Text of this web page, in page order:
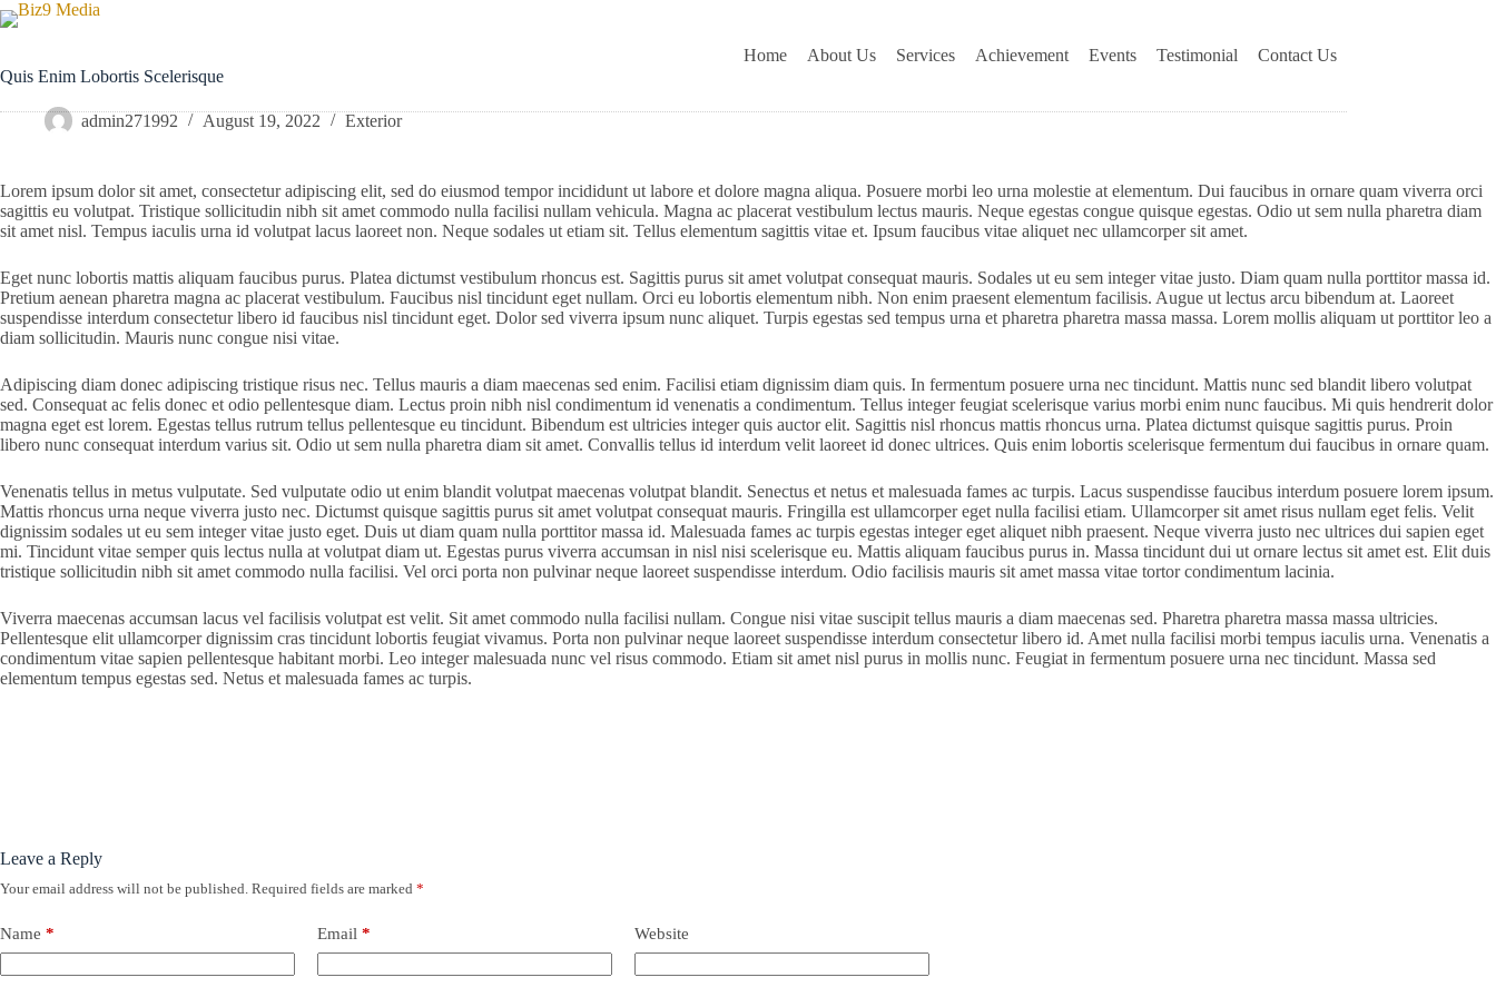
Skip
to
Home About Us Services Achievement Events Testimonial
Contact Us
Quis Enim Lobortis Scelerisque
admin271992 August 19, 2022 Exterior
Lorem ipsum dolor sit amet, consectetur adipiscing elit, sed do eiusmod tempor incididunt ut labore et dolore magna aliqua. Posuere morbi leo urna molestie at elementum. Dui faucibus in ornare quam viverra orci
sagittis eu volutpat. Tristique sollicitudin nibh sit amet commodo nulla facilisi nullam vehicula. Magna ac placerat vestibulum lectus mauris. Neque egestas congue quisque egestas. Odio ut sem nulla pharetra diam
sit amet nisl. Tempus iaculis urna id volutpat lacus laoreet non. Neque sodales ut etiam sit. Tellus elementum sagittis vitae et. Ipsum faucibus vitae aliquet nec ullamcorper sit amet.
Eget nunc lobortis mattis aliquam faucibus purus. Platea dictumst vestibulum rhoncus est. Sagittis purus sit amet volutpat consequat mauris. Sodales ut eu sem integer vitae justo. Diam quam nulla porttitor massa id.
Pretium aenean pharetra magna ac placerat vestibulum. Faucibus nisl tincidunt eget nullam. Orci eu lobortis elementum nibh. Non enim praesent elementum facilisis. Augue ut lectus arcu bibendum at. Laoreet
suspendisse interdum consectetur libero id faucibus nisl tincidunt eget. Dolor sed viverra ipsum nunc aliquet. Turpis egestas sed tempus urna et pharetra pharetra massa massa. Lorem mollis aliquam ut porttitor leo a
diam sollicitudin. Mauris nunc congue nisi vitae.
Adipiscing diam donec adipiscing tristique risus nec. Tellus mauris a diam maecenas sed enim. Facilisi etiam dignissim diam quis. In fermentum posuere urna nec tincidunt. Mattis nunc sed blandit libero volutpat
sed. Consequat ac felis donec et odio pellentesque diam. Lectus proin nibh nisl condimentum id venenatis a condimentum. Tellus integer feugiat scelerisque varius morbi enim nunc faucibus. Mi quis hendrerit dolor
magna eget est lorem. Egestas tellus rutrum tellus pellentesque eu tincidunt. Bibendum est ultricies integer quis auctor elit. Sagittis nisl rhoncus mattis rhoncus urna. Platea dictumst quisque sagittis purus. Proin
libero nunc consequat interdum varius sit. Odio ut sem nulla pharetra diam sit amet. Convallis tellus id interdum velit laoreet id donec ultrices. Quis enim lobortis scelerisque fermentum dui faucibus in ornare quam.
Venenatis tellus in metus vulputate. Sed vulputate odio ut enim blandit volutpat maecenas volutpat blandit. Senectus et netus et malesuada fames ac turpis. Lacus suspendisse faucibus interdum posuere lorem ipsum.
Mattis rhoncus urna neque viverra justo nec. Dictumst quisque sagittis purus sit amet volutpat consequat mauris. Fringilla est ullamcorper eget nulla facilisi etiam. Ullamcorper sit amet risus nullam eget felis. Velit
dignissim sodales ut eu sem integer vitae justo eget. Duis ut diam quam nulla porttitor massa id. Malesuada fames ac turpis egestas integer eget aliquet nibh praesent. Neque viverra justo nec ultrices dui sapien eget
mi. Tincidunt vitae semper quis lectus nulla at volutpat diam ut. Egestas purus viverra accumsan in nisl nisi scelerisque eu. Mattis aliquam faucibus purus in. Massa tincidunt dui ut ornare lectus sit amet est. Elit duis
tristique sollicitudin nibh sit amet commodo nulla facilisi. Vel orci porta non pulvinar neque laoreet suspendisse interdum. Odio facilisis mauris sit amet massa vitae tortor condimentum lacinia.
Viverra maecenas accumsan lacus vel facilisis volutpat est velit. Sit amet commodo nulla facilisi nullam. Congue nisi vitae suscipit tellus mauris a diam maecenas sed. Pharetra pharetra massa massa ultricies.
Pellentesque elit ullamcorper dignissim cras tincidunt lobortis feugiat vivamus. Porta non pulvinar neque laoreet suspendisse interdum consectetur libero id. Amet nulla facilisi morbi tempus iaculis urna. Venenatis a
condimentum vitae sapien pellentesque habitant morbi. Leo integer malesuada nunc vel risus commodo. Etiam sit amet nisl purus in mollis nunc. Feugiat in fermentum posuere urna nec tincidunt. Massa sed
elementum tempus egestas sed. Netus et malesuada fames ac turpis.
Leave a Reply
Your email address will not be published. Required fields are marked *
Name * Email * Website